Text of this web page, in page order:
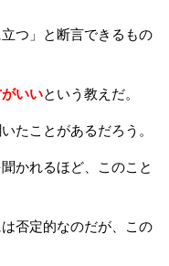
つ」と断言できるもの
いいという教えだ。
たことがあるだろう。
かれるほど、このこと
否定的なのだが、この